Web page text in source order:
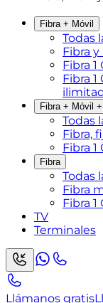
Fibra + Móvil
Todas
Fibra
Fibra
Fibra
Fibra + Móvil
Todas
Fibra,
Fibra
Fibra
Todas
Fibra
Fibra 1
TV
Terminales
Llámanos gratis